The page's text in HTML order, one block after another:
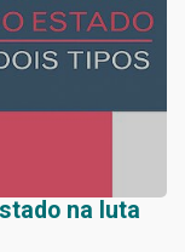
na luta